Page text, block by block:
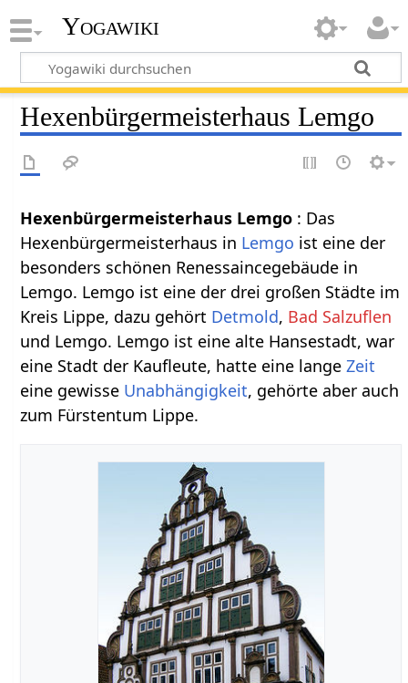
Yogawiki
Hexenbürgermeisterhaus Lemgo
: Das
Hexenbürgermeisterhaus in Lemgo ist eine der
besonders schönen Renessaincegebäude in
Lemgo. Lemgo ist eine der drei großen Städte im
Kreis Lippe, dazu gehört Detmold, Bad Salzuflen
und Lemgo. Lemgo ist eine alte Hansestadt, war
eine Stadt der Kaufleute, hatte eine langeZeit
eine gewisse Unabhängigkeit, gehörte aber auch
zum Fürstentum Lippe.